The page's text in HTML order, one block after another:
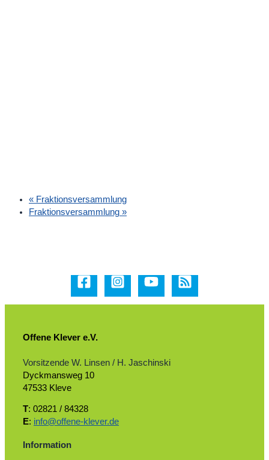
« Fraktionsversammlung
Fraktionsversammlung »
Offene Klever e.V.
Vorsitzende W. Linsen / H. Jaschinski
Dyckmansweg 10
47533 Kleve
T: 02821 / 84328
E: info@offene-klever.de
Information